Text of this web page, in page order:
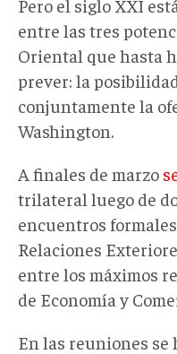
Pero el siglo XXI
entre las tres
Oriental que hasta
prever: la
conjuntamente la
Washington.
A finales de marzo
trilateral luego de
encuentros
Relaciones
entre los máximos
de Economía y
En las reuniones se